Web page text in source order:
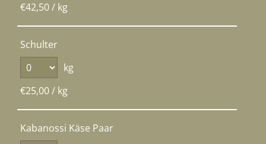
€42,50/ kg
Schulter
kg
€25,00/ kg
Kabanossi Käse Paar